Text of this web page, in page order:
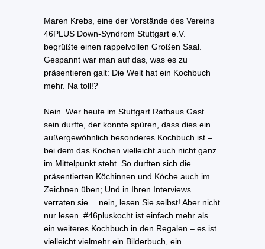
Maren Krebs, eine der Vorstände des Vereins
46PLUS Down-Syndrom Stuttgart e.V.
begrüßte einen rappelvollen Großen Saal.
Gespannt war man auf das, was es zu
präsentieren galt: Die Welt hat ein Kochbuch
mehr. Na toll!?
Nein. Wer heute im Stuttgart Rathaus Gast
sein durfte, der konnte spüren, dass dies ein
außergewöhnlich besonderes Kochbuch ist –
bei dem das Kochen vielleicht auch nicht ganz
im Mittelpunkt steht. So durften sich die
präsentierten Köchinnen und Köche auch im
Zeichnen üben; Und in Ihren Interviews
verraten sie… nein, lesen Sie selbst! Aber nicht
nur lesen. #46pluskocht ist einfach mehr als
ein weiteres Kochbuch in den Regalen – es ist
vielleicht vielmehr ein Bilderbuch, ein